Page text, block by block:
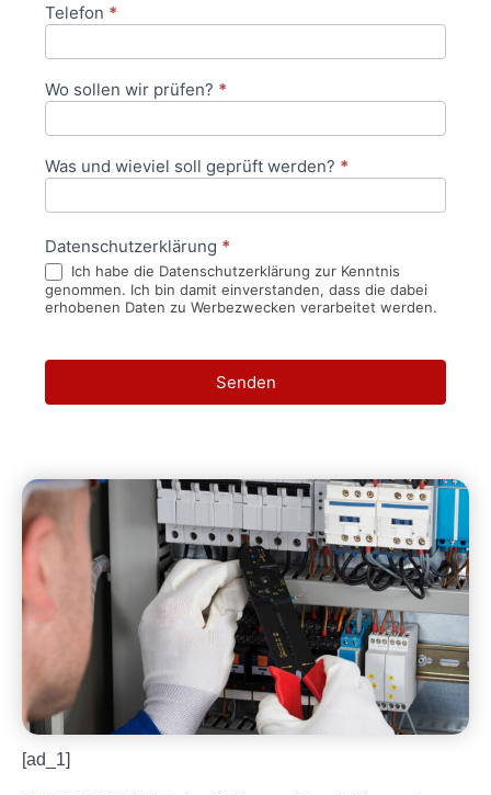
Telefon *
Wo sollen wir prüfen? *
Was und wieviel soll geprüft werden? *
Datenschutzerklärung *
Ich habe die Datenschutzerklärung zur Kenntnis
genommen. Ich bin damit einverstanden, dass die dabei
erhobenen Daten zu Werbezwecken verarbeitet werden.
Senden
[ad_1]